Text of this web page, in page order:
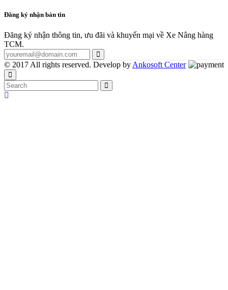
Đăng ký nhận bản tin
Đăng ký nhận thông tin, ưu đãi và khuyến mại về Xe Nâng hàng
TCM.
© 2017 All rights reserved. Develop by Ankosoft Center